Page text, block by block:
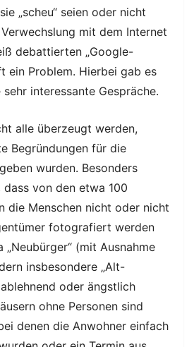
„scheu“ seien oder nicht
mit dem Internet
debattierten „Google-
ein Problem. Hierbei gab es
interessante Gespräche.
alle überzeugt werden,
Begründungen für die
wurden. Besonders
dass von den etwa 100
die Menschen nicht oder nicht
fotografiert werden
(mit Ausnahme
insbesondere „Alt-
oder ängstlich
ohne Personen sind
denen die Anwohner einfach